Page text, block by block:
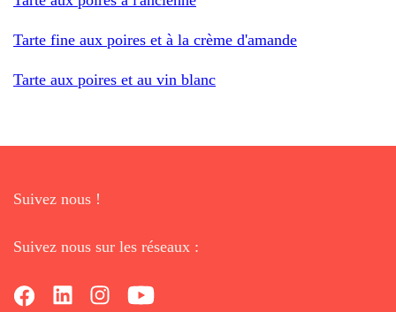
Tarte fine aux poires et à la crème d'amande
Tarte aux poires et au vin blanc
Suivez nous !
Suivez nous sur les réseaux :